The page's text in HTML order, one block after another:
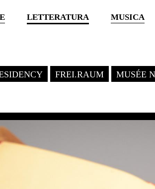
LETTERATURA MUSICA
FREI.RAUM MUSÉE